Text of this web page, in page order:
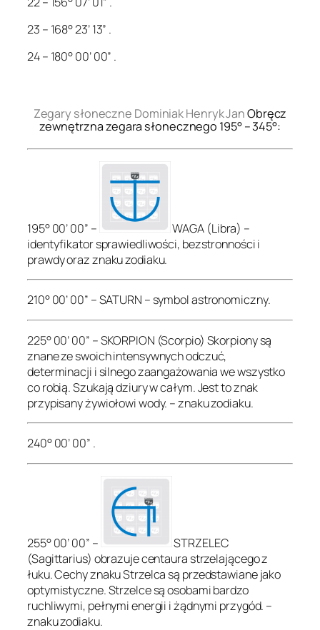
23 – 168° 23’ 13” .
24 – 180° 00’ 00” .
Zegary słoneczne Dominiak Henryk JanObręcz
zewnętrzna zegara słonecznego 195° – 345°:
195° 00’ 00” –
WAGA (Libra) –
identyfikator sprawiedliwości, bezstronności i
prawdy oraz znaku zodiaku.
210° 00’ 00” – SATURN – symbol astronomiczny.
225° 00’ 00” – SKORPION (Scorpio) Skorpiony są
znane ze swoich intensywnych odczuć,
determinacji i silnego zaangażowania we wszystko
co robią. Szukają dziury w całym. Jest to znak
przypisany żywiołowi wody. – znaku zodiaku.
240° 00’ 00” .
255° 00’ 00” –
STRZELEC
(Sagittarius) obrazuje centaura strzelającego z
łuku. Cechy znaku Strzelca są przedstawiane jako
optymistyczne. Strzelce są osobami bardzo
ruchliwymi, pełnymi energii i żądnymi przygód. –
znaku zodiaku.